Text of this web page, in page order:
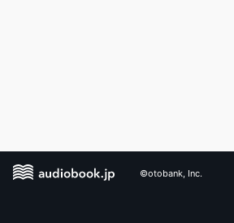
©otobank, Inc.